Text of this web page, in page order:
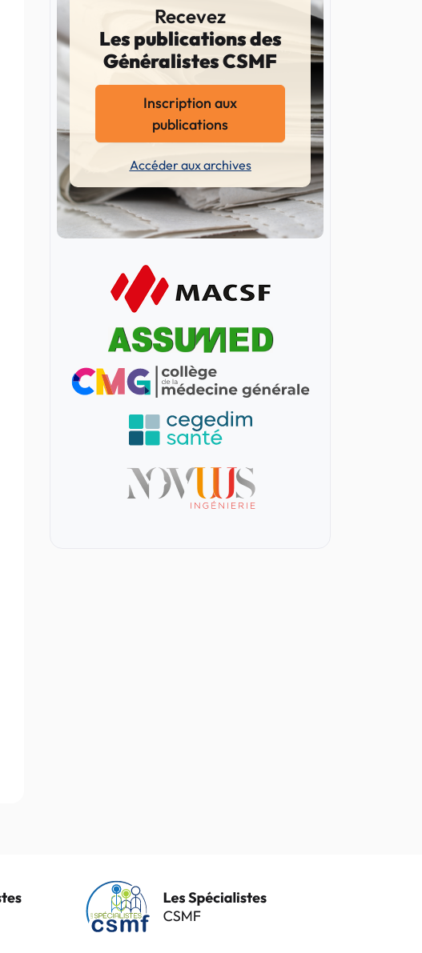
Recevez
Les publications des
Généralistes CSMF
Inscription aux
publications
Accéder aux archives